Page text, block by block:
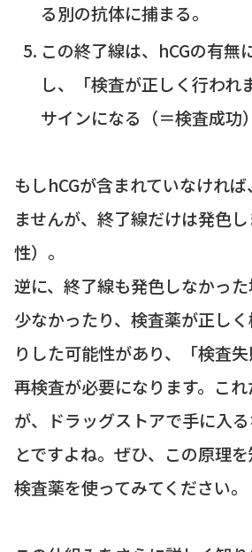
る別の抗体に捕まる。
この終了線は、hCGの有無
し、「検査が正しく行われ
サインになる（＝検査成功
もしhCGが含まれていなけれ
ませんが、終了線だけは発色
性）。
逆に、終了線も発色しなかっ
少なかったり、検査薬が正し
りした可能性があり、「検査失
再検査が必要になります。こ
が、ドラッグストアで手に入
とですよね。ぜひ、この原理
検査薬を使ってみてください。